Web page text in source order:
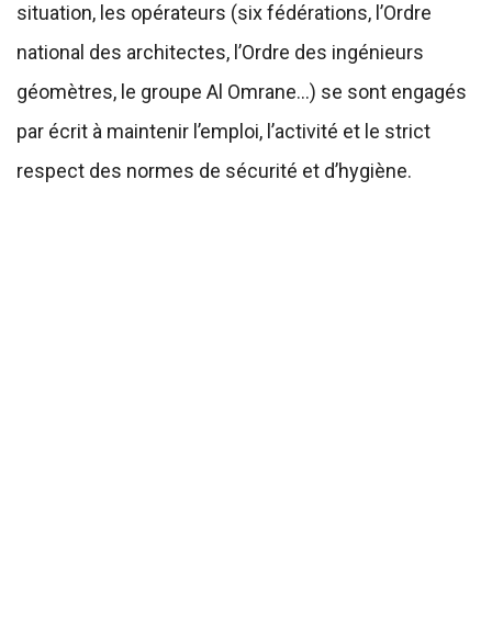
situation, les opérateurs (six fédérations, l’Ordre
national des architectes, l’Ordre des ingénieurs
géomètres, le groupe Al Omrane…) se sont engagés
par écrit à maintenir l’emploi, l’activité et le strict
respect des normes de sécurité et d’hygiène.